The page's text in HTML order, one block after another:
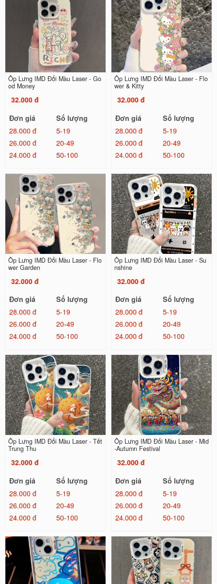
Ốp Lưng IMD Đổi Màu Laser - Go
od Money
32.000 đ
Đơn giá
Số lượng
28.000 đ
5-19
26.000 đ
20-49
24.000 đ
50-100
Ốp Lưng IMD Đổi Màu Laser - Flo
wer & Kitty
32.000 đ
Đơn giá
Số lượng
28.000 đ
5-19
26.000 đ
20-49
24.000 đ
50-100
Ốp Lưng IMD Đổi Màu Laser - Flo
wer Garden
32.000 đ
Đơn giá
Số lượng
28.000 đ
5-19
26.000 đ
20-49
24.000 đ
50-100
Ốp Lưng IMD Đổi Màu Laser - Su
nshine
32.000 đ
Đơn giá
Số lượng
28.000 đ
5-19
26.000 đ
20-49
24.000 đ
50-100
Ốp Lưng IMD Đổi Màu Laser - Tết
Trung Thu
32.000 đ
Đơn giá
Số lượng
28.000 đ
5-19
26.000 đ
20-49
24.000 đ
50-100
Ốp Lưng IMD Đổi Màu Laser - Mid
-Autumn Festival
32.000 đ
Đơn giá
Số lượng
28.000 đ
5-19
26.000 đ
20-49
24.000 đ
50-100